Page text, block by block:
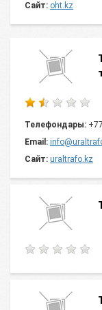
Сайт: oht.kz
Телефондары:
Email:
Сайт: uraltrafo.kz